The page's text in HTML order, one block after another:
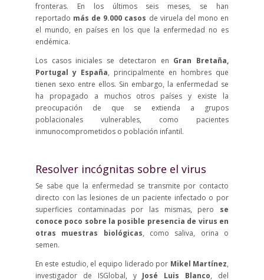
fronteras. En los últimos seis meses, se han
reportado más de 9.000 casos de viruela del mono en
el mundo, en países en los que la enfermedad no es
endémica.
Los casos iniciales se detectaron en Gran Bretaña,
Portugal y España, principalmente en hombres que
tienen sexo entre ellos. Sin embargo, la enfermedad se
ha propagado a muchos otros países y existe la
preocupación de que se extienda a grupos
poblacionales vulnerables, como pacientes
inmunocomprometidos o población infantil.
Resolver incógnitas sobre el virus
Se sabe que la enfermedad se transmite por contacto
directo con las lesiones de un paciente infectado o por
superficies contaminadas por las mismas, pero se
conoce poco sobre la posible presencia de virus en
otras muestras biológicas, como saliva, orina o
semen.
En este estudio, el equipo liderado por Mikel Martínez,
investigador de ISGlobal, y José Luis Blanco, del